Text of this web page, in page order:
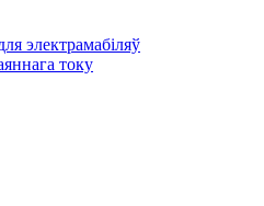
электрамабіляў
току